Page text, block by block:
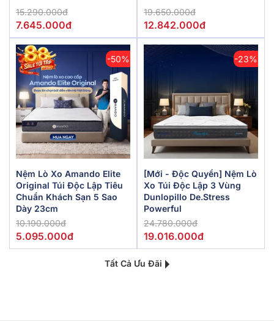
15.290.000đ
7.645.000đ
19.650.000đ
12.842.000đ
-50%
Nệm Lò Xo Amando Elite
Original Túi Độc Lập Tiêu
Chuẩn Khách Sạn 5 Sao
Dày 23cm
10.190.000đ
5.095.000đ
-23%
[Mới - Độc Quyền] Nệm Lò
Xo Túi Độc Lập 3 Vùng
Dunlopillo De.Stress
Powerful
24.780.000đ
19.016.000đ
Tất Cả Ưu Đãi